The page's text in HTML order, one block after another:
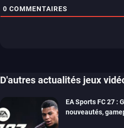
0 COMMENTAIRES
D'autres actualités jeux
EA Sports FC 27 :
nouveautés,